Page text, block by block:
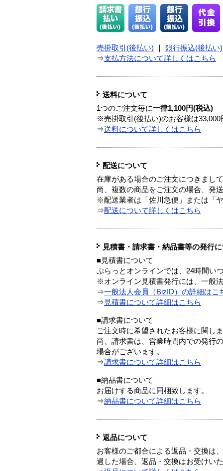
売掛取引(後払い) 銀行振込(後払い)
⇒支払方法について詳しくはこちら
送料について
1つのご注文毎に一律1,100円(税込)
※売掛取引(後払い)のお客様は33,000
⇒送料について詳しくはこちら
配送について
在庫がある場合のご注文につきまし
尚、複数の商品をご注文の場合、発
※配送業者は「佐川急便」または「
⇒配送について詳しくはこちら
見積書・請求書・納品書等の発行
■見積書について
ぷらっとオンラインでは、24時間い
※オンライン見積書発行には、一般
⇒一般法人会員（BizID）の詳細はこ
⇒ 見積書について詳細はこちら
■請求書について
ご注文時に希望されたお客様に関し
尚、請求書は、営業時間内での発行
場合がございます。
⇒請求書について詳細はこちら
■納品書について
お届けする商品に同梱致します。
⇒納品書について詳細はこちら
返品について
お客様のご都合による返品・交換は
過した場合、返品・交換はお受けいた